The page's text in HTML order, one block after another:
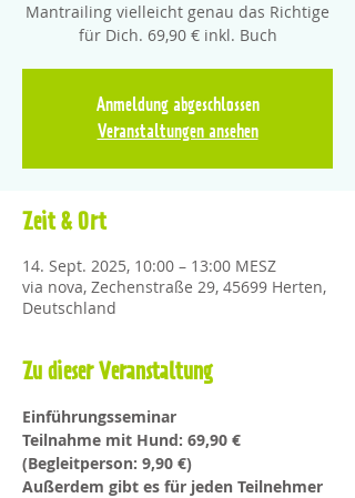
Mantrailing vielleicht genau das Richtige
für Dich. 69,90 € inkl. Buch
Anmeldung abgeschlossen
Veranstaltungen ansehen
Zeit & Ort
14. Sept. 2025, 10:00 – 13:00 MESZ
via nova, Zechenstraße 29, 45699 Herten,
Deutschland
Zu dieser Veranstaltung
Einführungsseminar
Teilnahme mit Hund: 69,90 €
(Begleitperson: 9,90 €)
Außerdem gibt es für jeden Teilnehmer